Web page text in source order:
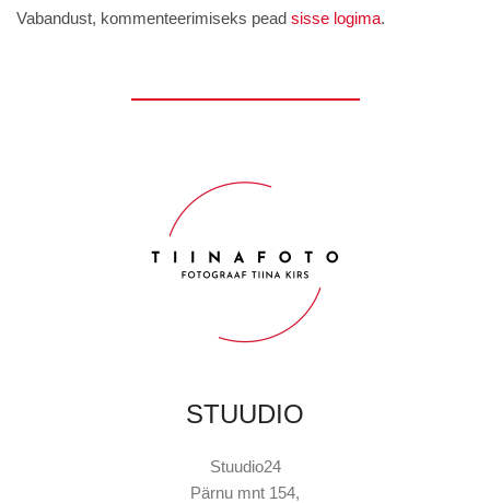
Vabandust, kommenteerimiseks pead sisse logima.
STUUDIO
Stuudio24
Pärnu mnt 154,